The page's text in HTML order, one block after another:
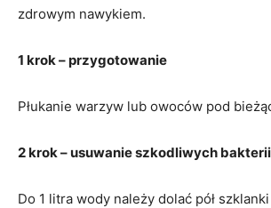
zdrowym nawykiem.
1 krok – przygotowanie
Płukanie warzyw lub owoców pod
2 krok – usuwanie szkodliwych bakterii
Do 1 litra wody należy dolać pół